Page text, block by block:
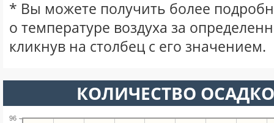
* Вы можете получить более
о температуре воздуха за
кликнув на столбец с его значением.
КОЛИЧЕСТВО
96